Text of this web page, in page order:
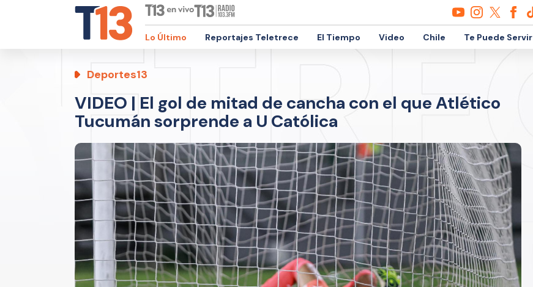
Lo Último Reportajes Teletrece El Tiempo Video Chile Te Puede Servir
Deportes13
VIDEO | El gol de mitad de cancha con el que Atlético
Tucumán sorprende a U Católica